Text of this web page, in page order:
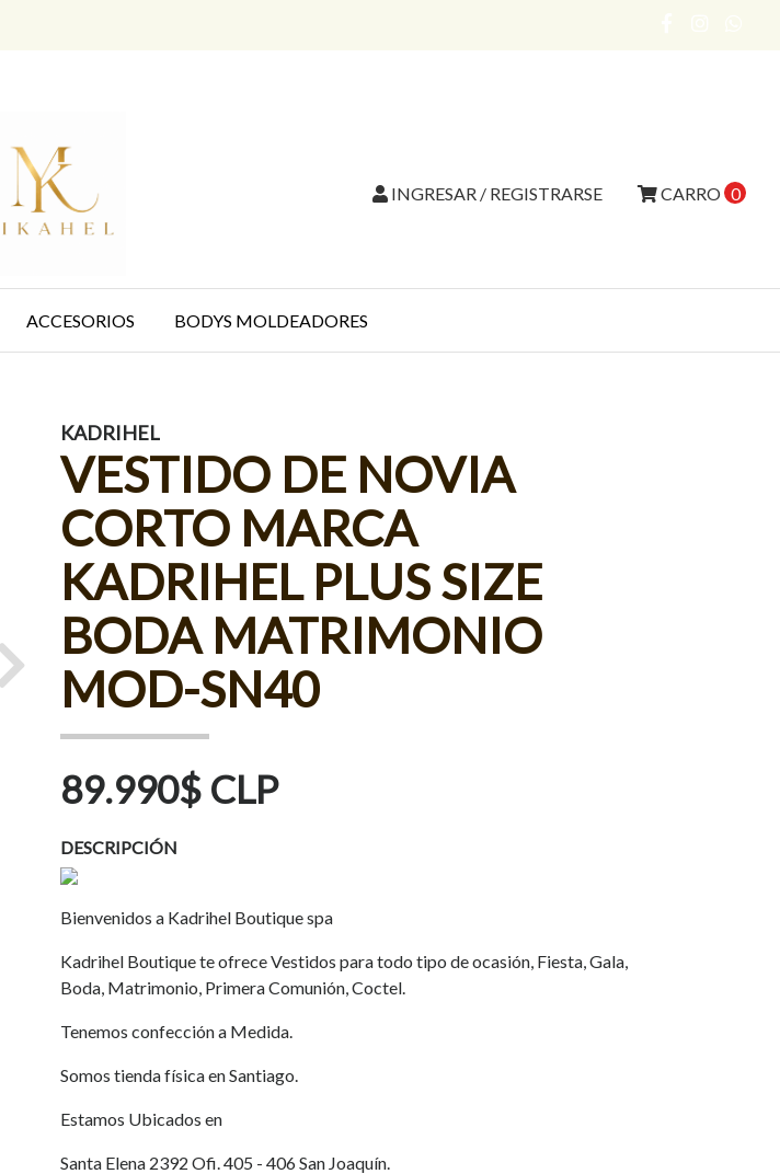
CARRO 0
INGRESAR / REGISTRARSE
ACCESORIOS BODYS MOLDEADORES
Next
KADRIHEL
VESTIDO DE NOVIA
CORTO MARCA
KADRIHEL PLUS SIZE
BODA MATRIMONIO
MOD-SN40
89.990$ CLP
DESCRIPCIÓN
Bienvenidos a Kadrihel Boutique spa
Kadrihel Boutique te ofrece Vestidos para todo tipo de ocasión, Fiesta, Gala,
Boda, Matrimonio, Primera Comunión, Coctel.
Tenemos confección a Medida.
Somos tienda física en Santiago.
Estamos Ubicados en
Santa Elena 2392 Ofi. 405 - 406 San Joaquín.